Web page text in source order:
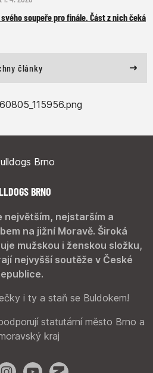
soupeře pro finále. Část z nich čeká
články
BRNO
největším, nejstarším a
na jižní Moravě. Široká
mužskou i ženskou složku,
nejvyšší soutěže v České
i ty a staň se Buldokem!
statutární město Brno a
kraj